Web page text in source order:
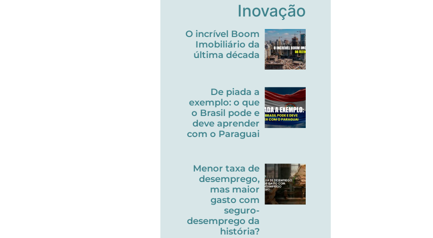
Inovação
O incrível Boom
Imobiliário da
última década
De piada a
exemplo: o que
o Brasil pode e
deve aprender
com o Paraguai
Menor taxa de
desemprego,
mas maior
gasto com
seguro-
desemprego da
história?